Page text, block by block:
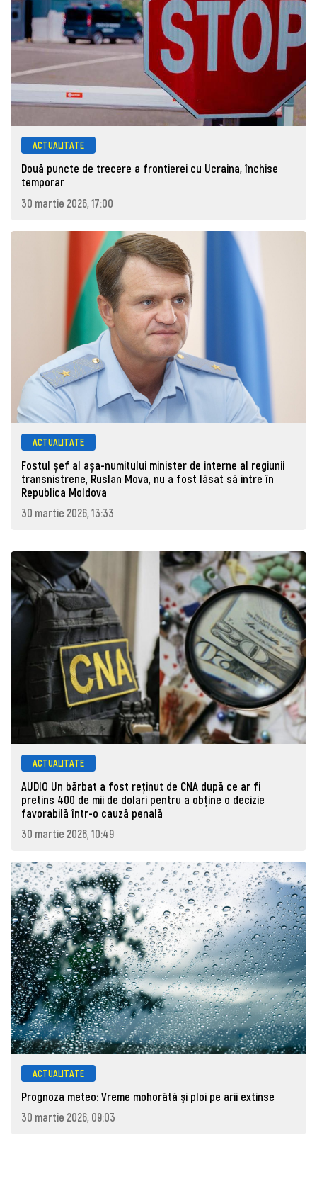
ACTUALITATE
Două puncte de trecere a frontierei cu Ucraina, închise
temporar
30 martie 2026, 17:00
ACTUALITATE
Fostul șef al așa-numitului minister de interne al regiunii
transnistrene, Ruslan Mova, nu a fost lăsat să intre în
Republica Moldova
30 martie 2026, 13:33
ACTUALITATE
AUDIO Un bărbat a fost reținut de CNA după ce ar fi
pretins 400 de mii de dolari pentru a obține o decizie
favorabilă într-o cauză penală
30 martie 2026, 10:49
ACTUALITATE
Prognoza meteo: Vreme mohorâtă şi ploi pe arii extinse
30 martie 2026, 09:03